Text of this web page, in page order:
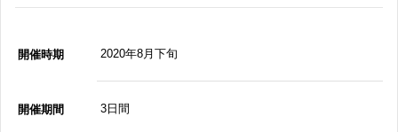
開催時期 2020年8月下旬
開催期間 3日間